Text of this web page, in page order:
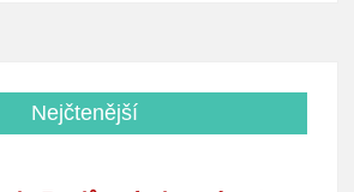
Nejčtenější